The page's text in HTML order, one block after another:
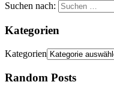
Suchen nach:
Kategorien
Kategorien
Random Posts